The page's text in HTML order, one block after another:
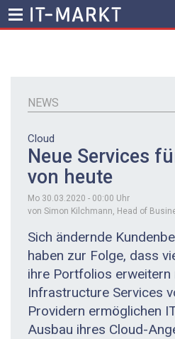
NEWS
Cloud
Neue Services
von heute
Mo 30.03.2020 - 00:00 Uhr
von Simon Kilchmann, Head of
Sich ändernde
haben zur Folge, dass
ihre Portfolios erweitern
Infrastructure Services
Providern ermöglichen
Ausbau ihres Cloud-